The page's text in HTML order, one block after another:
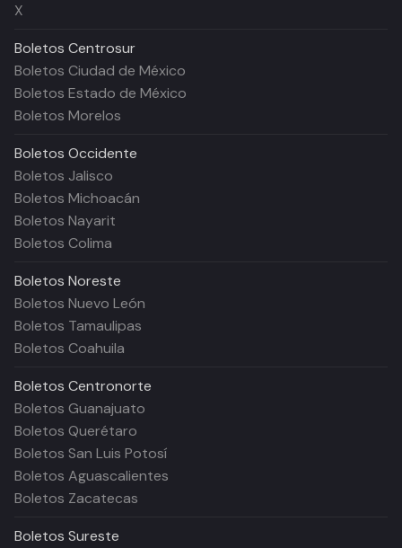
X
Boletos Centrosur
Boletos Ciudad de México
Boletos Estado de México
Boletos Morelos
Boletos Occidente
Boletos Jalisco
Boletos Michoacán
Boletos Nayarit
Boletos Colima
Boletos Noreste
Boletos Nuevo León
Boletos Tamaulipas
Boletos Coahuila
Boletos Centronorte
Boletos Guanajuato
Boletos Querétaro
Boletos San Luis Potosí
Boletos Aguascalientes
Boletos Zacatecas
Boletos Sureste